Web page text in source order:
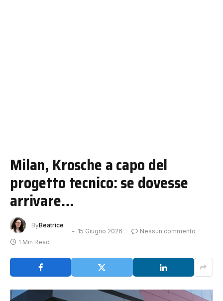
Milan, Krosche a capo del
progetto tecnico: se dovesse
arrivare…
ByBeatrice
15 Giugno 2026
Nessun commento
1 Min Read